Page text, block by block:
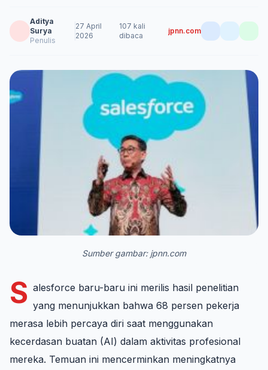
Aditya
Surya
Penulis
27 April
2026
107 kali
dibaca
jpnn.com
Sumber gambar: jpnn.com
S alesforce baru-baru ini merilis hasil penelitian
yang menunjukkan bahwa 68 persen pekerja
merasa lebih percaya diri saat menggunakan
kecerdasan buatan (AI) dalam aktivitas profesional
mereka. Temuan ini mencerminkan meningkatnya